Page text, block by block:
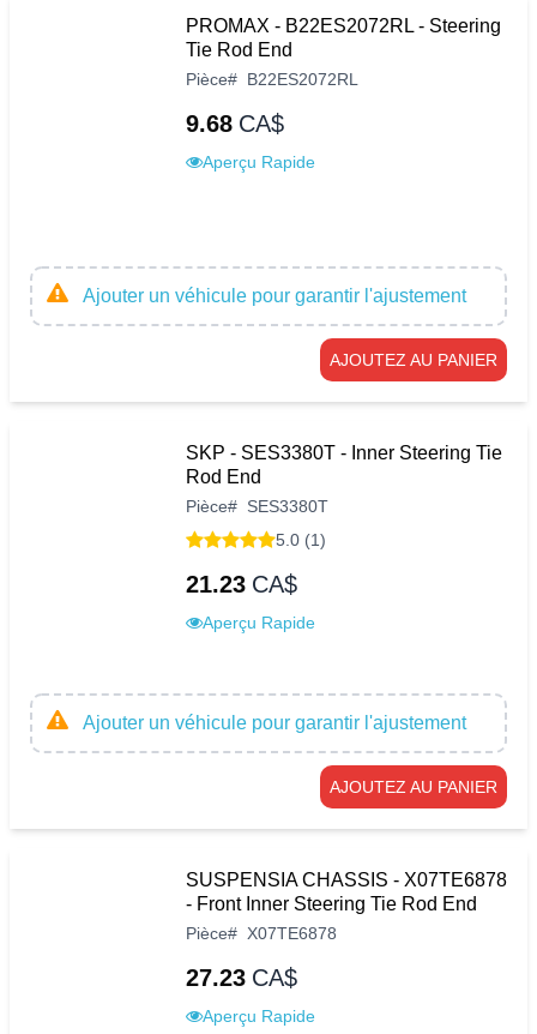
PROMAX - B22ES2072RL - Steering
Tie Rod End
Pièce# B22ES2072RL
9.68 CA$
Aperçu Rapide
Ajouter un véhicule pour garantir l'ajustement
AJOUTEZ AU PANIER
SKP - SES3380T - Inner Steering Tie
Rod End
Pièce# SES3380T
5.0 (1)
21.23 CA$
Aperçu Rapide
Ajouter un véhicule pour garantir l'ajustement
AJOUTEZ AU PANIER
SUSPENSIA CHASSIS - X07TE6878
- Front Inner Steering Tie Rod End
Pièce# X07TE6878
27.23 CA$
Aperçu Rapide